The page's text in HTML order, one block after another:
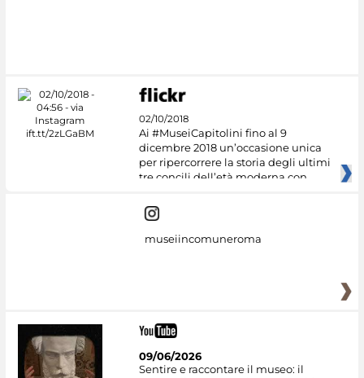
02/10/2018
Ai #MuseiCapitolini fino al 9
dicembre 2018 un’occasione unica
per ripercorrere la storia degli ultimi
tre concili dell’età moderna con
museiincomuneroma
09/06/2026
Sentire e raccontare il museo: il